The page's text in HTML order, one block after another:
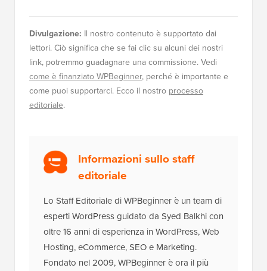
Divulgazione: Il nostro contenuto è supportato dai
lettori. Ciò significa che se fai clic su alcuni dei nostri
link, potremmo guadagnare una commissione. Vedi
come è finanziato WPBeginner, perché è importante e
come puoi supportarci. Ecco il nostro processo
editoriale.
Informazioni sullo staff
editoriale
Lo Staff Editoriale di WPBeginner è un team di
esperti WordPress guidato da Syed Balkhi con
oltre 16 anni di esperienza in WordPress, Web
Hosting, eCommerce, SEO e Marketing.
Fondato nel 2009, WPBeginner è ora il più